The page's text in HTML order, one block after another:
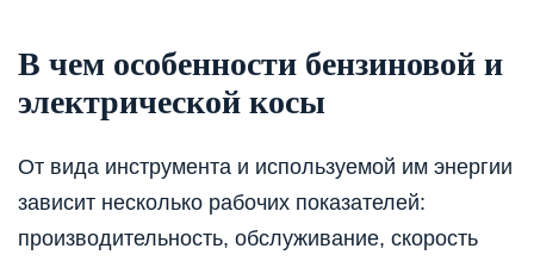
В чем особенности бензиновой и
электрической косы
От вида инструмента и используемой им энергии
зависит несколько рабочих показателей:
производительность, обслуживание, скорость